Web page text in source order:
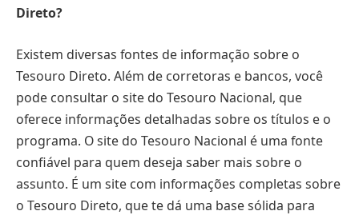
Direto?
Existem diversas fontes de informação sobre o
Tesouro Direto. Além de corretoras e bancos, você
pode consultar o site do Tesouro Nacional, que
oferece informações detalhadas sobre os títulos e o
programa. O site do Tesouro Nacional é uma fonte
confiável para quem deseja saber mais sobre o
assunto. É um site com informações completas sobre
o Tesouro Direto, que te dá uma base sólida para